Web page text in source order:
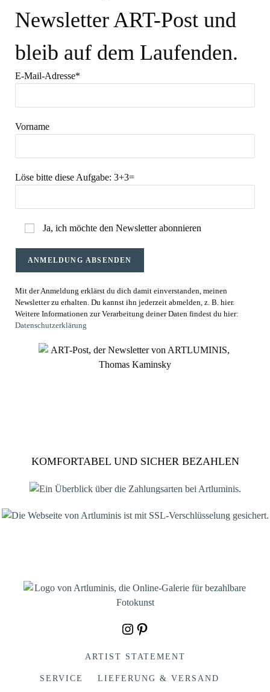
Newsletter ART-Post und
bleib auf dem Laufenden.
E-Mail-Adresse*
Vorname
Löse bitte diese Aufgabe: 3+3=
Ja, ich möchte den Newsletter abonnieren
Mit der Anmeldung erklärst du dich damit einverstanden, meinen
Newsletter zu erhalten. Du kannst ihn jederzeit abmelden, z. B. hier.
Weitere Informationen zur Verarbeitung deiner Daten findest du hier:
Datenschutzerklärung
KOMFORTABEL UND SICHER BEZAHLEN
InstagramPinterest
ARTIST STATEMENT
SERVICE LIEFERUNG & VERSAND